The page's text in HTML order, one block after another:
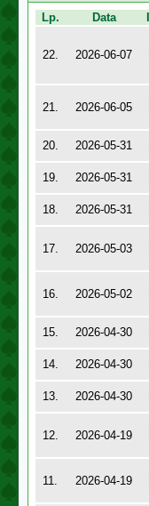
Lp.
Data
22. 2026-06-07
21. 2026-06-05
20. 2026-05-31
19.
2026-05-31
18.
2026-05-31
17. 2026-05-03
16. 2026-05-02
15. 2026-04-30
14.
2026-04-30
13.
2026-04-30
12. 2026-04-19
11. 2026-04-19